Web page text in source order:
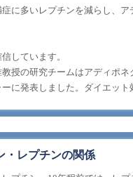
に多いレプチンを減らし、ア
しています。
授の研究チームはアディポ
に発表しました。ダイエット
・レプチンの関係